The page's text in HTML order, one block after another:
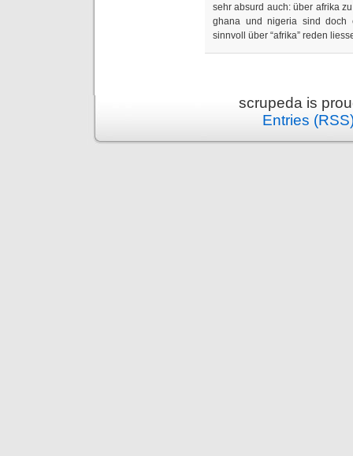
sehr absurd auch: über afrika
ghana und nigeria sind doch
sinnvoll über “afrika” reden
scrupeda is
Entries